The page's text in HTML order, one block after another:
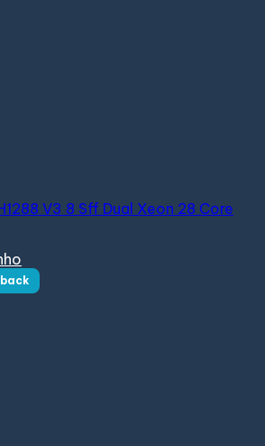
V3 8 Sff Dual Xeon 28 Core